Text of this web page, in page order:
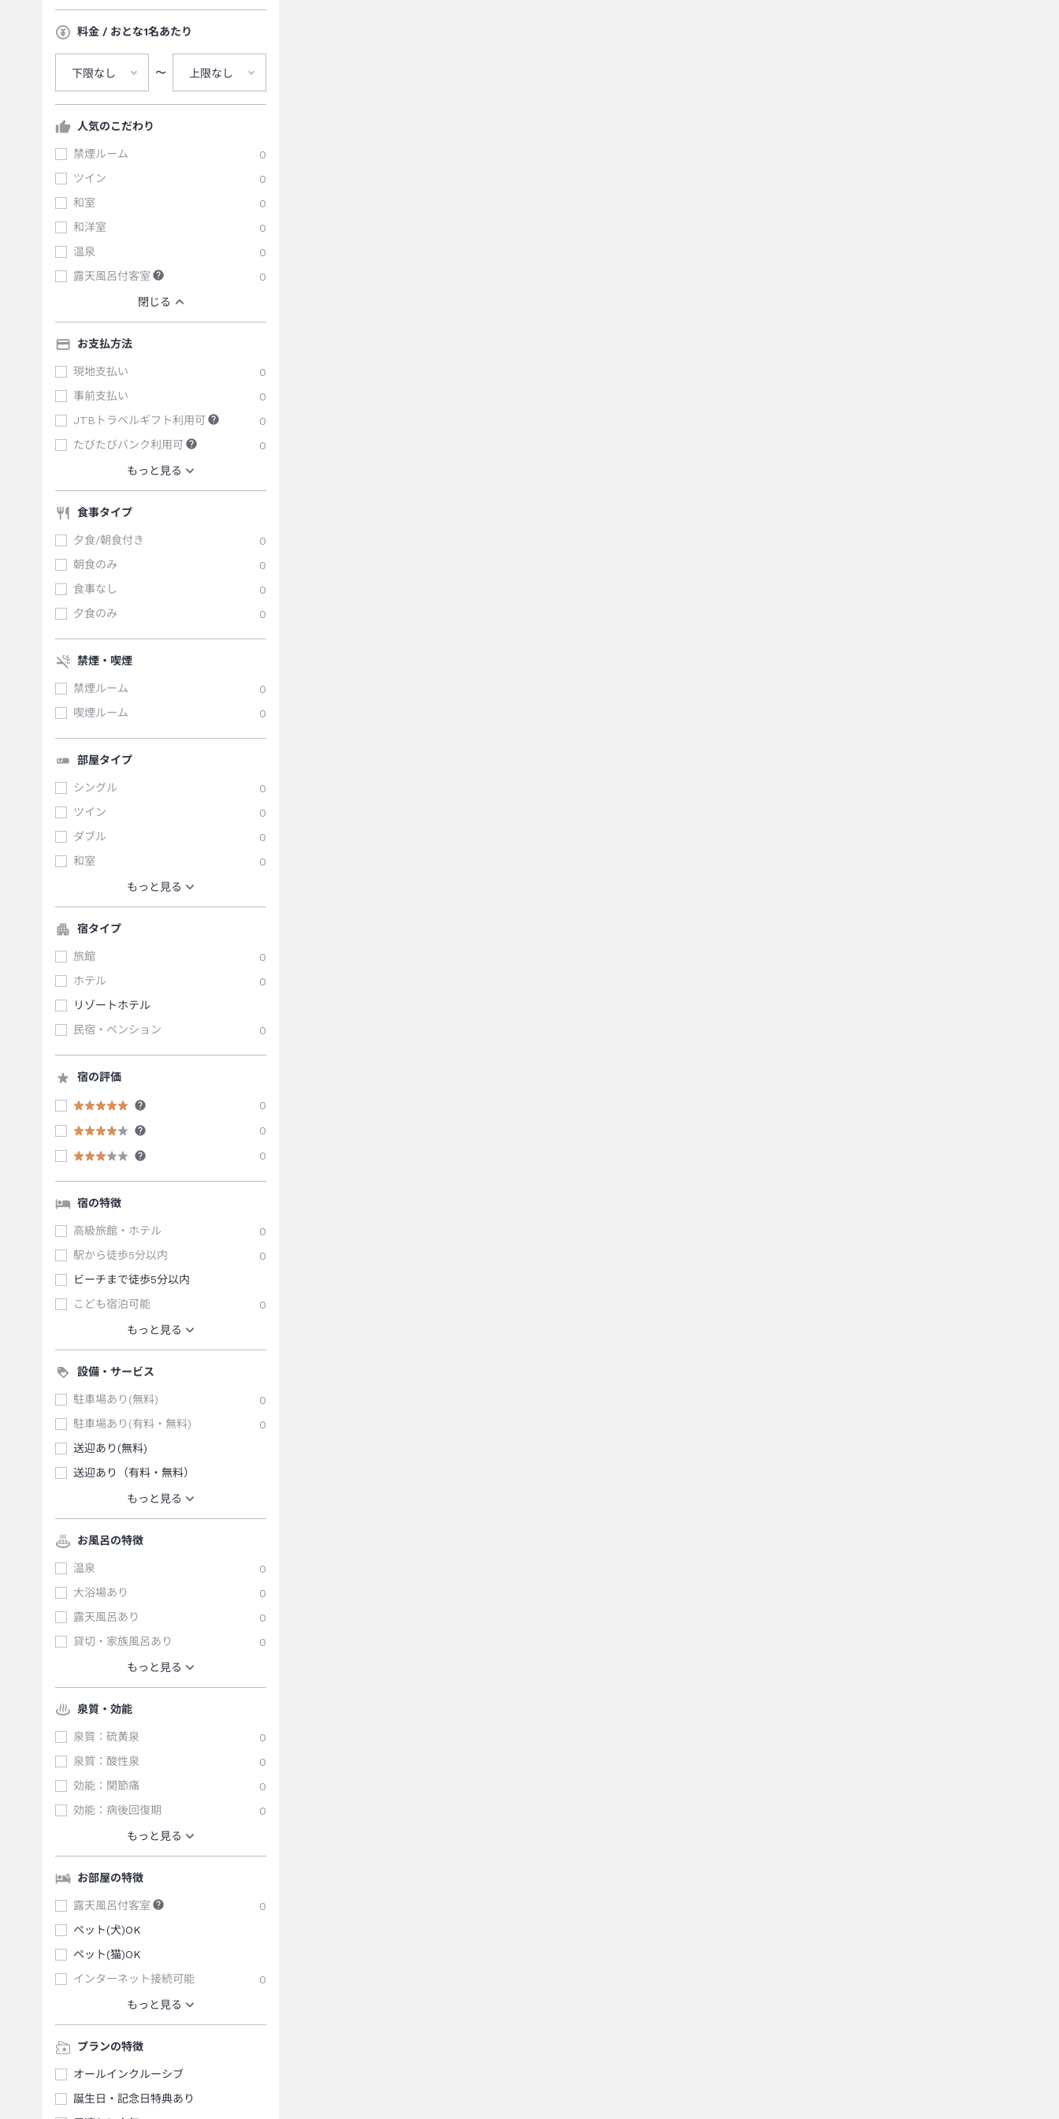
料金 / おとな1名あたり
下限なし 〜 上限なし
人気のこだわり
禁煙ルーム
0
ツイン
0
和室
0
和洋室
0
温泉
0
露天風呂付客室
0
閉じる
お支払方法
現地支払い
0
事前支払い
0
JTBトラベルギフト利用可
0
たびたびバンク利用可
0
もっと見る
食事タイプ
夕食/朝食付き
0
朝食のみ
0
食事なし
0
夕食のみ
0
禁煙・喫煙
禁煙ルーム
0
喫煙ルーム
0
部屋タイプ
シングル
0
ツイン
0
ダブル
0
和室
0
もっと見る
宿タイプ
旅館
0
ホテル
0
リゾートホテル
民宿・ペンション
0
宿の評価
0
0
0
宿の特徴
高級旅館・ホテル
0
駅から徒歩5分以内
0
ビーチまで徒歩5分以内
こども宿泊可能
0
もっと見る
設備・サービス
駐車場あり(無料)
0
駐車場あり(有料・無料)
0
送迎あり(無料)
送迎あり（有料・無料）
もっと見る
お風呂の特徴
温泉
0
大浴場あり
0
露天風呂あり
0
貸切・家族風呂あり
0
もっと見る
泉質・効能
泉質：硫黄泉
0
泉質：酸性泉
0
効能：関節痛
0
効能：病後回復期
0
もっと見る
お部屋の特徴
露天風呂付客室
0
ペット(犬)OK
ペット(猫)OK
インターネット接続可能
0
もっと見る
プランの特徴
オールインクルーシブ
誕生日・記念日特典あり